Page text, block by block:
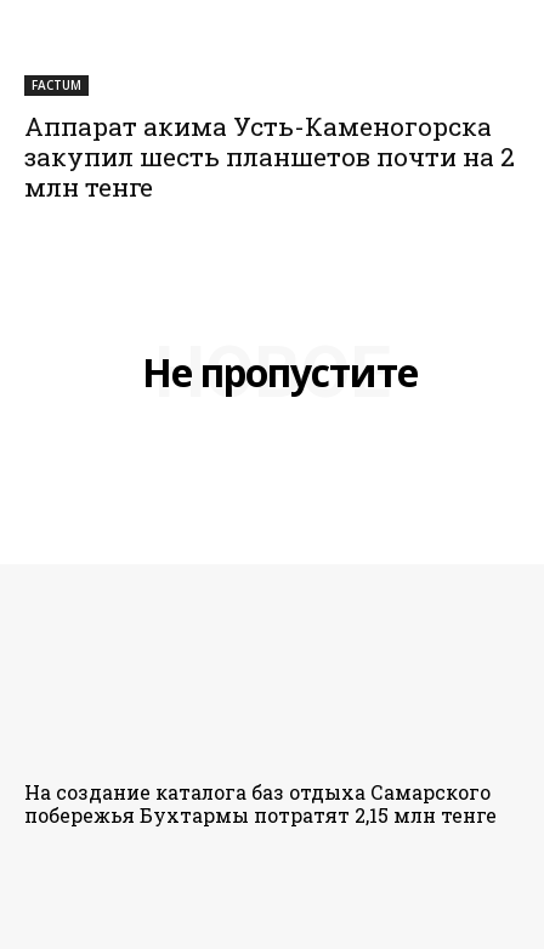
FACTUM
Аппарат акима Усть-Каменогорска
закупил шесть планшетов почти на 2
млн тенге
Не пропустите
НОВОЕ
На создание каталога баз отдыха Самарского
побережья Бухтармы потратят 2,15 млн тенге